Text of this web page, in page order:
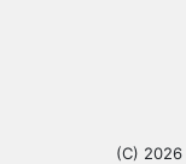
(C) 2026